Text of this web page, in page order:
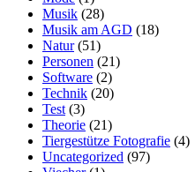
Musik (28)
Musik am AGD (18)
Natur(51)
Personen (21)
Software (2)
Technik (20)
Test (3)
Theorie (21)
Tiergestütze Fotografie (4)
Uncategorized (97)